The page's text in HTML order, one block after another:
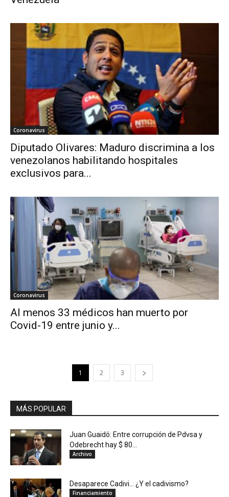
Coronavirus
Diputado Olivares: Maduro discrimina a los
venezolanos habilitando hospitales
exclusivos para...
Coronavirus
Al menos 33 médicos han muerto por
Covid-19 entre junio y...
1 2 3
MÁS POPULAR
Juan Guaidó: Entre corrupción de Pdvsa y
Odebrecht hay $ 80...
Archivo
Desaparece Cadivi… ¿Y el cadivismo?
Financiamiento